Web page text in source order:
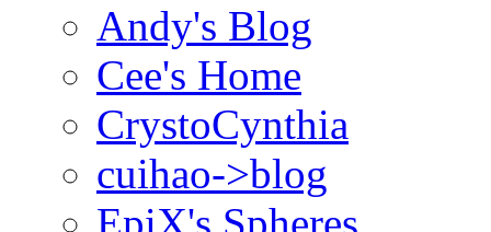
Andy's Blog
Cee's Home
CrystoCynthia
cuihao->blog
EpiX's Spheres